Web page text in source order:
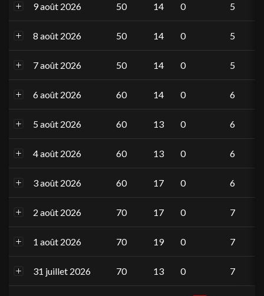
9 août 2026 50 14 0 5
8 août 2026 50 14 0 5
7 août 2026 50 14 0 5
6 août 2026 60 14 0 6
5 août 2026 60 13 0 6
4 août 2026 60 13 0 6
3 août 2026 60 17 0 6
2 août 2026 70 17 0 7
1 août 2026 70 19 0 7
31 juillet 2026 70 13 0 7